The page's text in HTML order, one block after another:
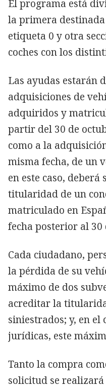
El programa está
la primera
etiqueta 0 y otra
coches con los
Las ayudas estarán
adquisiciones de
adquiridos y
partir del 30 de
como a la
misma fecha, de un
en este caso,
titularidad de un
matriculado en
fecha posterior al 30
Cada ciudadano,
la pérdida de su
máximo de dos
acreditar la
siniestrados; y, en el
jurídicas, este
Tanto la compra
solicitud se